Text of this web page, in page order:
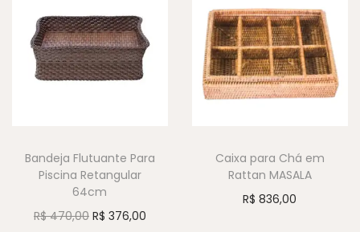
Bandeja Flutuante Para
Piscina Retangular
64cm
R$470,00 R$ 376,00
Caixa para Chá em
Rattan MASALA
R$ 836,00